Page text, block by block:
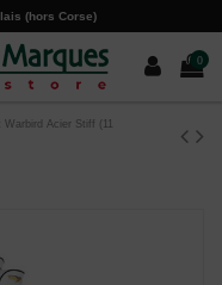
(hors Corse)
0
Warbird Acier Stiff (11